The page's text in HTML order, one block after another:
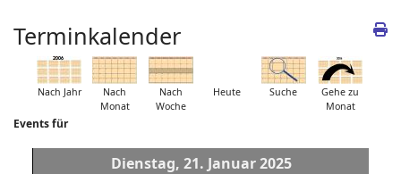
Terminkalender
Nach Jahr
Nach
Monat
Nach
Woche
Heute Suche
Gehe zu
Monat
Events für
Dienstag, 21. Januar 2025